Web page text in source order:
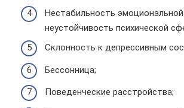
Нестабильность
неустойчивость психической
Склонность к депрессивным
Бессонница;
Поведенческие расстройства;